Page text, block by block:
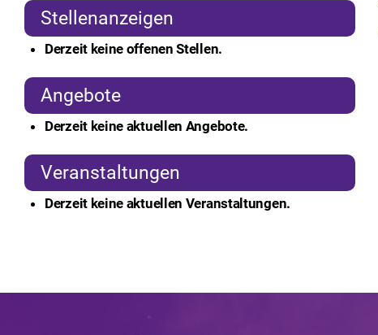
Stellenanzeigen
Derzeit keine offenen Stellen.
Angebote
Derzeit keine aktuellen Angebote.
Veranstaltungen
Derzeit keine aktuellen Veranstaltungen.